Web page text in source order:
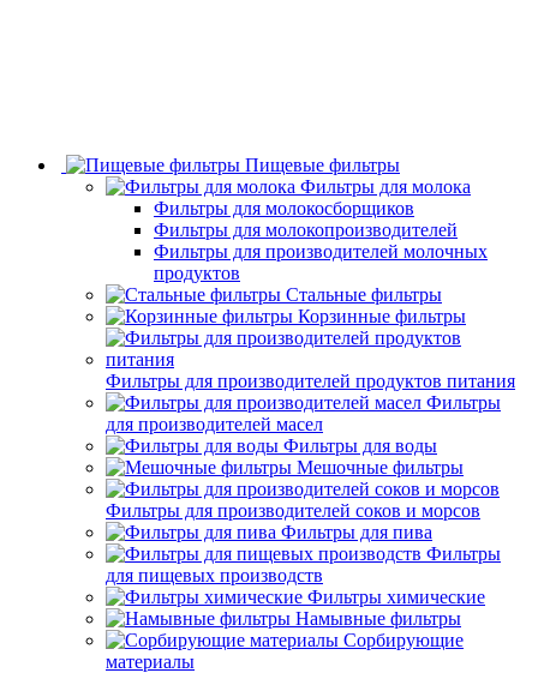
Пищевые фильтры
Фильтры для молока
Фильтры для молокосборщиков
Фильтры для молокопроизводителей
Фильтры для производителей молочных
продуктов
Стальные фильтры
Корзинные фильтры
Фильтры для производителей продуктов питания
Фильтры
для производителей масел
Фильтры для воды
Мешочные фильтры
Фильтры для производителей соков и морсов
Фильтры для пива
Фильтры
для пищевых производств
Фильтры химические
Намывные фильтры
Сорбирующие
материалы